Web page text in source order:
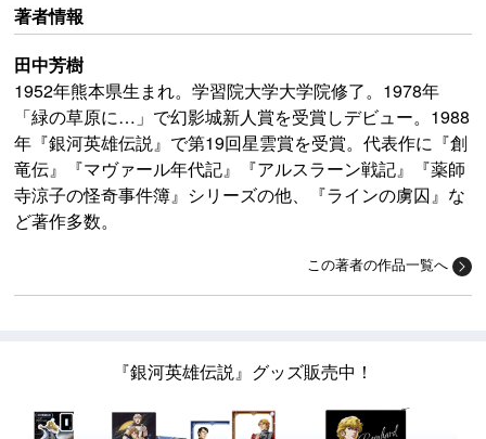
著者情報
田中芳樹
1952年熊本県生まれ。学習院大学大学院修了。1978年
「緑の草原に…」で幻影城新人賞を受賞しデビュー。1988
年『銀河英雄伝説』で第19回星雲賞を受賞。代表作に『創
竜伝』『マヴァール年代記』『アルスラーン戦記』『薬師
寺涼子の怪奇事件簿』シリーズの他、『ラインの虜囚』な
ど著作多数。
この著者の作品一覧へ
『銀河英雄伝説』グッズ販売中！